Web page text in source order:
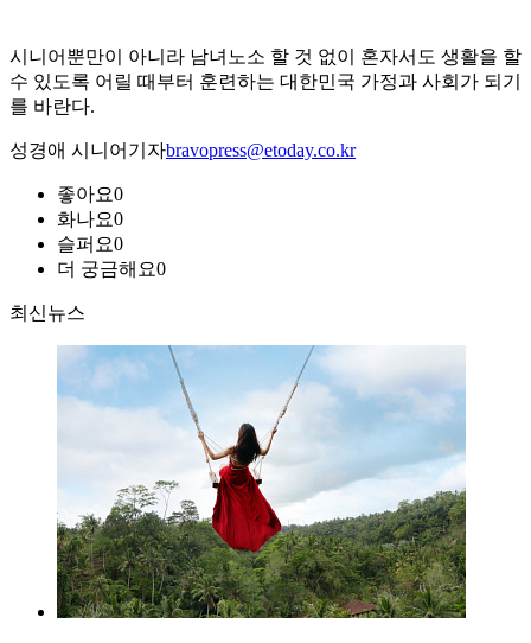
시니어뿐만이 아니라 남녀노소 할 것 없이 혼자서도 생활을 할
수 있도록 어릴 때부터 훈련하는 대한민국 가정과 사회가 되기
를 바란다.
성경애 시니어기자bravopress@etoday.co.kr
좋아요0
화나요0
슬퍼요0
더 궁금해요0
최신뉴스